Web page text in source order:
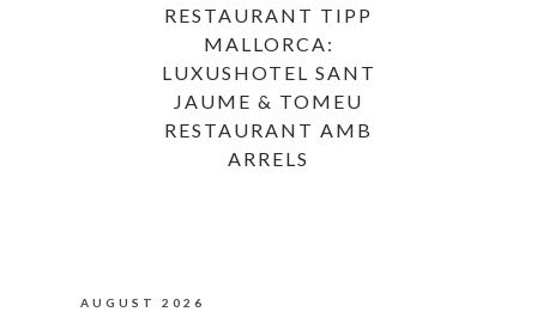
RESTAURANT TIPP
MALLORCA:
LUXUSHOTEL SANT
JAUME & TOMEU
RESTAURANT AMB
ARRELS
AUGUST 2026